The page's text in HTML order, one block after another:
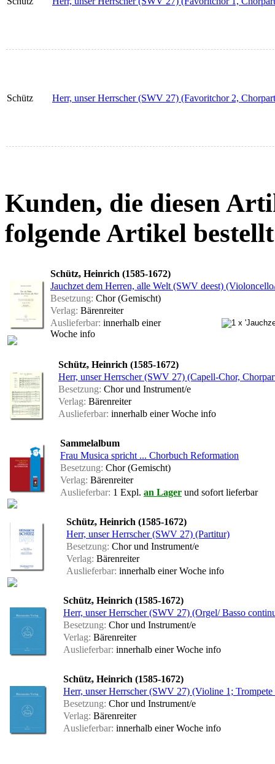
Schütz Herr, unser Herrscher (SWV 27) (Favoritchor 2,
Kunden, die diesen
folgende Artikel
Schütz, Heinrich (1585-1672)
Jauchzet dem Herren, alle Welt (SWV deest)
Besetzung: Chor (Gemischt)
Verlag: Bärenreiter
Auslieferbar: innerhalb einer
Woche info
Schütz, Heinrich (1585-1672)
Herr, unser Herrscher (SWV 27) (Capell-Chor,
Besetzung: Chor und Instrument/e
Verlag: Bärenreiter
Auslieferbar: innerhalb einer Woche info
Sammelalbum
Frau Musica spricht ... Chorbuch Reformation
Besetzung: Chor (Gemischt)
Verlag: Bärenreiter
Auslieferbar: 1 Expl. an Lager und sofort lieferbar
Schütz, Heinrich (1585-1672)
Herr, unser Herrscher (SWV 27) (Partitur)
Besetzung: Chor und Instrument/e
Verlag: Bärenreiter
Auslieferbar: innerhalb einer Woche info
Schütz, Heinrich (1585-1672)
Herr, unser Herrscher (SWV 27) (Orgel/ Basso
Besetzung: Chor und Instrument/e
Verlag: Bärenreiter
Auslieferbar: innerhalb einer Woche info
Schütz, Heinrich (1585-1672)
Herr, unser Herrscher (SWV 27) (Violine 1; Trompete
Besetzung: Chor und Instrument/e
Verlag: Bärenreiter
Auslieferbar: innerhalb einer Woche info